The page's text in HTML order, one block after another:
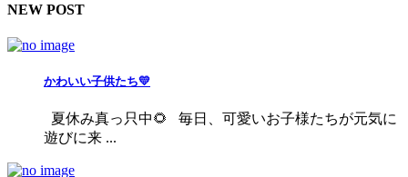
NEW POST
かわいい子供たち💛
夏休み真っ只中🌻 毎日、可愛いお子様たちが元気に
遊びに来 ...